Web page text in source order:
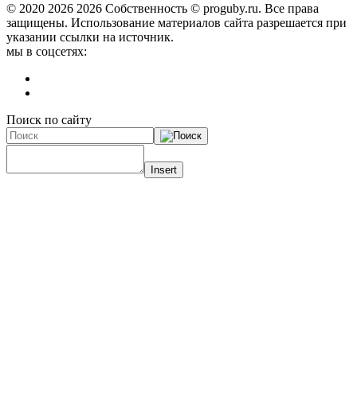
© 2020 2026 2026 Собственность © proguby.ru. Все права
защищены. Использование материалов сайта разрешается при
указании ссылки на источник.
мы в соцсетях:
Поиск по сайту
Insert